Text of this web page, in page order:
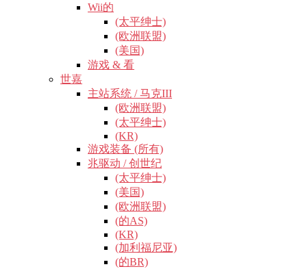
Wii的
(太平绅士)
(欧洲联盟)
(美国)
游戏 & 看
世嘉
主站系统 / 马克III
(欧洲联盟)
(太平绅士)
(KR)
游戏装备 (所有)
兆驱动 / 创世纪
(太平绅士)
(美国)
(欧洲联盟)
(的AS)
(KR)
(加利福尼亚)
(的BR)